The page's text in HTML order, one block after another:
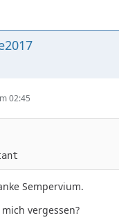
02:45
Sempervium.
vergessen?